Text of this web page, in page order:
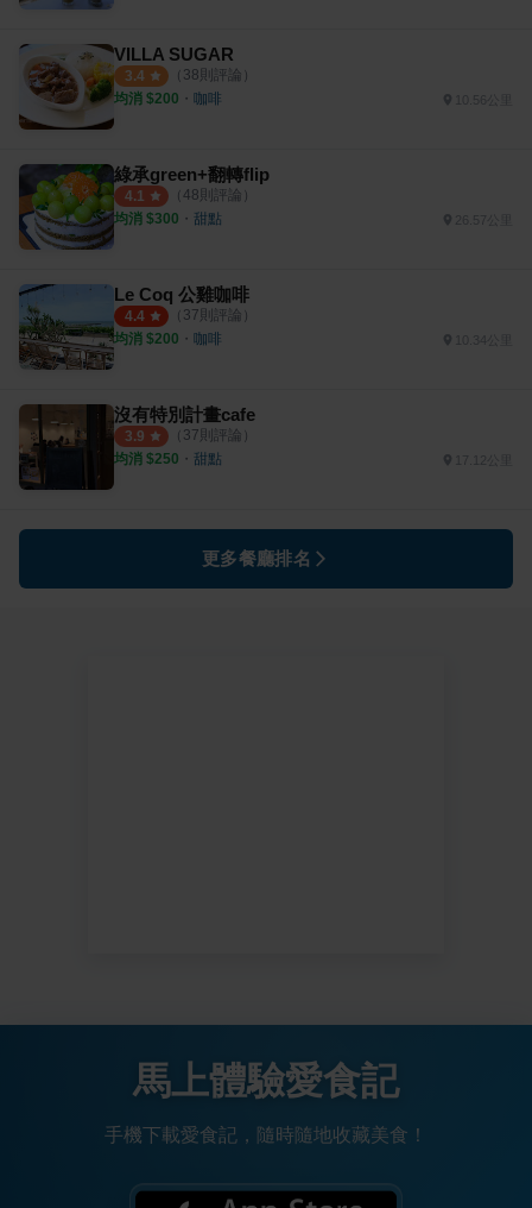
VILLA SUGAR
3.4 （ 38則評論）
均消 $200 ・ 咖啡 10.56公里
綠承green+翻轉flip
4.1 （ 48則評論）
均消 $300 ・ 甜點 26.57公里
Le Coq 公雞咖啡
4.4 （ 37則評論）
均消 $200 ・ 咖啡 10.34公里
沒有特別計畫cafe
3.9 （ 37則評論）
均消 $250 ・ 甜點
更多餐廳排名
馬上體驗愛食記
手機下載愛食記，隨時隨地收藏美食！